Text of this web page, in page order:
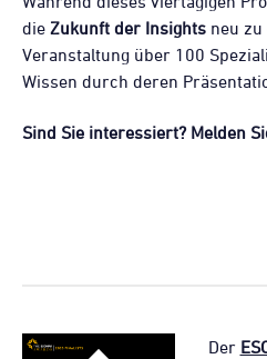
die Zukunft der Insights neu
Veranstaltung über 100
Wissen durch deren
Sind Sie interessiert? Melden
Der